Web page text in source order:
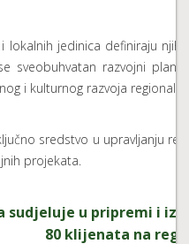
lokalnih jedinica definiraju
sveobuhvatan razvojni
i kulturnog razvoja
sredstvo u upravljanju
projekata.
sudjeluje u pripremi i
80 klijenata na